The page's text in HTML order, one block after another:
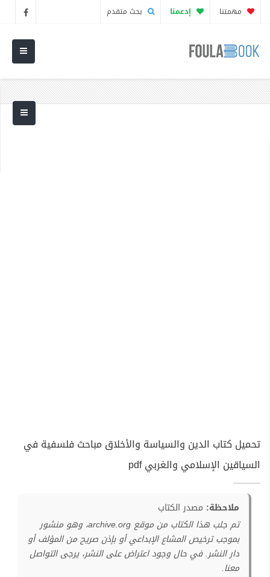
مهمتنا إدعمنا بحث متقدم
تحميل كتاب الدين والسياسة والأخلاق مباحث فلسفية في
السياقين الإسلامي والغربي pdf
ملاحظة: مصدر الكتاب
تم جلب هذا الكتاب من موقع archive.org، وهو منشور
بموجب ترخيص المشاع الإبداعي أو بإذن صريح من المؤلف أو
دار النشر. في حال وجود اعتراض على النشر، يرجى التواصل
معنا.